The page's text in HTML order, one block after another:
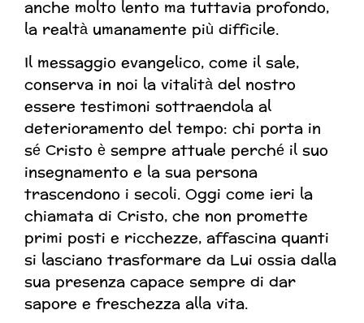
anche molto lento ma tuttavia profondo,
la realtà umanamente più difficile.
Il messaggio evangelico, come il sale,
conserva in noi la vitalità del nostro
essere testimoni sottraendola al
deterioramento del tempo: chi porta in
sé Cristo è sempre attuale perché il suo
insegnamento e la sua persona
trascendono i secoli. Oggi come ieri la
chiamata di Cristo, che non promette
primi posti e ricchezze, affascina quanti
si lasciano trasformare da Lui ossia dalla
sua presenza capace sempre di dar
sapore e freschezza alla vita.